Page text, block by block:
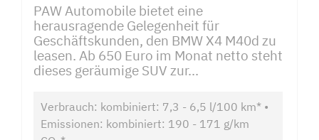
PAW Automobile bietet eine
herausragende Gelegenheit für
Geschäftskunden, den BMW X4 M40d zu
leasen. Ab 650 Euro im Monat netto steht
dieses geräumige SUV zur...
Verbrauch: kombiniert: 7,3 - 6,5 l/100 km* •
Emissionen: kombiniert: 190 - 171 g/km